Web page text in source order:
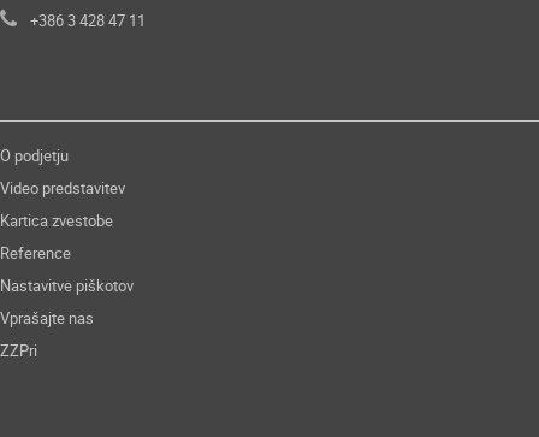
+386 3 428 47 11
O podjetju
Video predstavitev
Kartica zvestobe
Reference
Nastavitve piškotov
Vprašajte nas
ZZPri